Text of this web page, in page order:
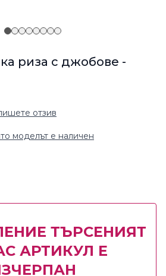
риза с джобове -
отзив
моделът е наличен
ТЪРСЕНИЯТ
АРТИКУЛ Е